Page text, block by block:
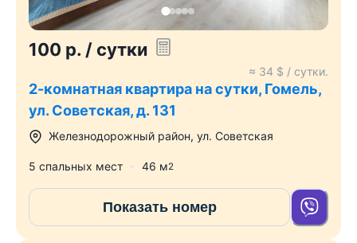
100 р. / сутки
≈ 34 $ / сутки.
2-комнатная квартира на сутки, Гомель,
ул. Советская, д. 131
Железнодорожный район, ул. Советская
5 спальных мест 46 м2
Показать номер